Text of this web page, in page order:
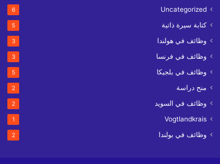
Uncategorized
6
كتابة سيرة ذاتية 5
وظائف في هولندا 3
وظائف في فرنسا 3
وظائف في بلجيكا 5
منح دراسة 2
وظائف في السويد 2
Vogtlandkrais
1
وظائف في بولندا 2